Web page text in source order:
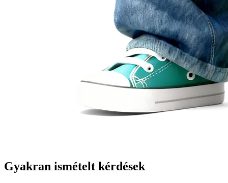
Gyakran ismételt kérdések